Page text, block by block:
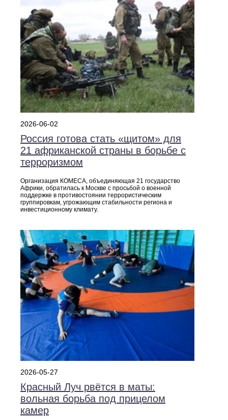
2026-06-02
Россия готова стать «щитом» для
21 африканской страны в борьбе с
терроризмом
Организация КОМЕСА, объединяющая 21 государство
Африки, обратилась к Москве с просьбой о военной
поддержке в противостоянии террористическим
группировкам, угрожающим стабильности региона и
инвестиционному климату.
2026-05-27
Красный Луч рвётся в маты:
вольная борьба под прицелом
камер